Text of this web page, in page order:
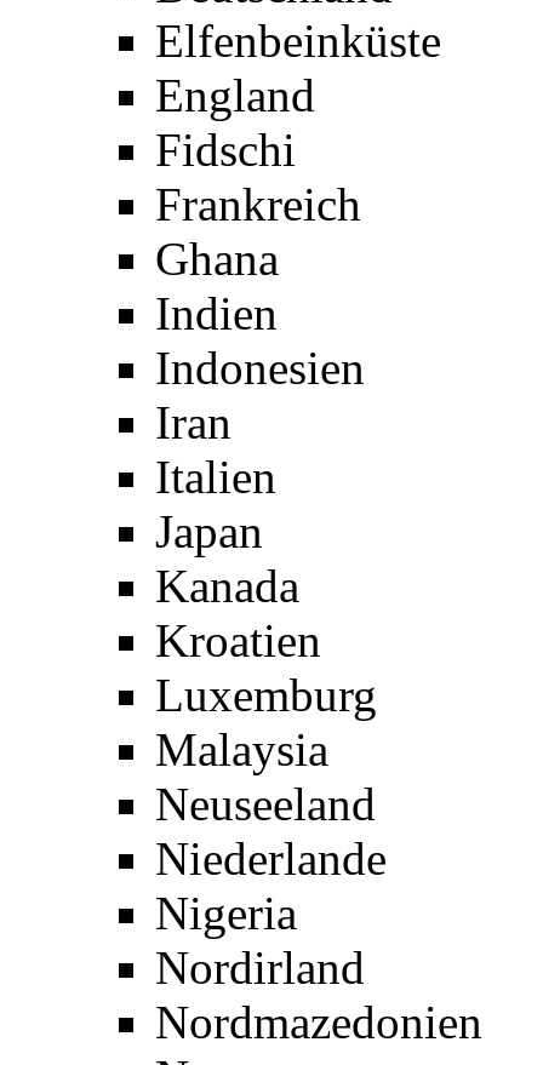
Elfenbeinküste
England
Fidschi
Frankreich
Ghana
Indien
Indonesien
Iran
Italien
Japan
Kanada
Kroatien
Luxemburg
Malaysia
Neuseeland
Niederlande
Nigeria
Nordirland
Nordmazedonien